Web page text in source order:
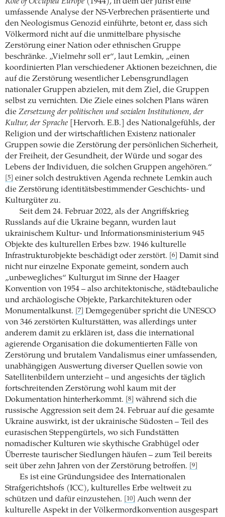
Role of Occupied Europe (1944), in dem der Jurist eine
umfassende Analyse der NS-Verbrechen präsentierte und
den Neologismus Genozid einführte, betont er, dass sich
Völkermord nicht auf die unmittelbare physische
Zerstörung einer Nation oder ethnischen Gruppe
beschränke. „Vielmehr soll er“, laut Lemkin, „einen
koordinierten Plan verschiedener Aktionen bezeichnen, die
auf die Zerstörung wesentlicher Lebensgrundlagen
nationaler Gruppen abzielen, mit dem Ziel, die Gruppen
selbst zu vernichten. Die Ziele eines solchen Plans wären
die Zersetzung der politischen und sozialen Institutionen, der
Kultur, der Sprache [Hervorh. E.B.] des Nationalgefühls, der
Religion und der wirtschaftlichen Existenz nationaler
Gruppen sowie die Zerstörung der persönlichen Sicherheit,
der Freiheit, der Gesundheit, der Würde und sogar des
Lebens der Individuen, die solchen Gruppen angehören.“
[5]
einer solch destruktiven Agenda rechnete Lemkin auch
die Zerstörung identitätsbestimmender Geschichts- und
Kulturgüter zu.
Seit dem 24. Februar 2022, als der Angriffskrieg
Russlands auf die Ukraine begann, wurden laut
ukrainischem Kultur- und Informationsministerium 945
Objekte des kulturellen Erbes bzw. 1946 kulturelle
Infrastrukturobjekte beschädigt oder zerstört.
[6]
Damit sind
nicht nur einzelne Exponate gemeint, sondern auch
„unbewegliches“ Kulturgut im Sinne der Haager
Konvention von 1954 – also architektonische, städtebauliche
und archäologische Objekte, Parkarchitekturen oder
Monumentalkunst.
[7]
Demgegenüber spricht die UNESCO
von 346 zerstörten Kulturstätten, was allerdings unter
anderem damit zu erklären ist, dass die international
agierende Organisation die dokumentierten Fälle von
Zerstörung und brutalem Vandalismus einer umfassenden,
unabhängigen Auswertung diverser Quellen sowie von
Satellitenbildern unterzieht – und angesichts der täglich
fortschreitenden Zerstörung wohl kaum mit der
Dokumentation hinterherkommt.
[8]
während sich die
russische Aggression seit dem 24. Februar auf die gesamte
Ukraine auswirkt, ist der ukrainische Südosten – Teil des
eurasischen Steppengürtels, wo sich Fundstätten
nomadischer Kulturen wie skythische Grabhügel oder
Überreste taurischer Siedlungen häufen – zum Teil bereits
seit über zehn Jahren von der Zerstörung betroffen.
[9]
Es ist eine Gründungsidee des Internationalen
Strafgerichtshofs (ICC), kulturelles Erbe weltweit zu
schützen und dafür einzustehen.
[10]
Auch wenn der
kulturelle Aspekt in der Völkermordkonvention ausgespart